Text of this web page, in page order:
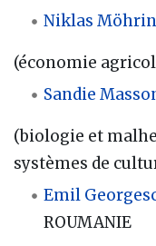
Niklas
(économie
Sandie
(biologie et
systèmes de
Emil
ROUMANIE